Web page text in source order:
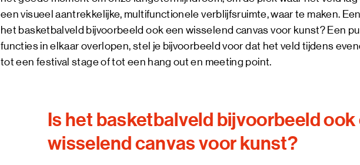
een visueel aantrekkelijke, multifunctionele verblijfsruimte, waar te maken.
het basketbalveld bijvoorbeeld ook een wisselend canvas voor kunst? Een
functies in elkaar overlopen, stel je bijvoorbeeld voor dat het veld tijdens
tot een festival stage of tot een hang out en meeting point.
Is het basketbalveld bijvoorbeeld ook
wisselend canvas voor kunst?